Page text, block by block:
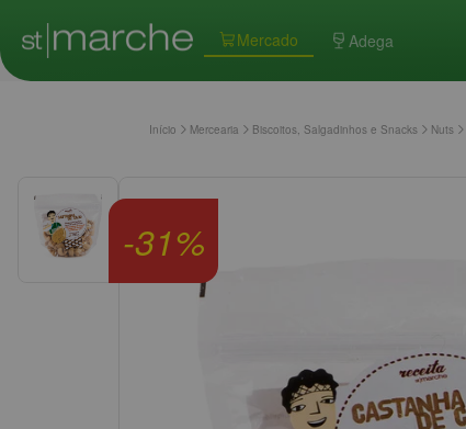
Mercado Adega
Início Mercearia Biscoitos, Salgadinhos e Snacks Nuts
-31%